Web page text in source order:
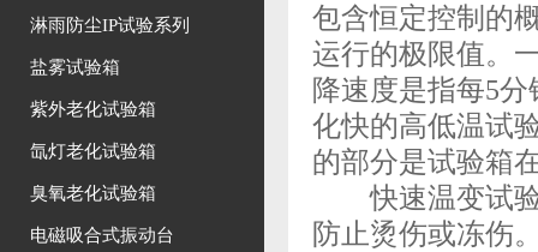
淋雨防尘IP试验系列
盐雾试验箱
紫外老化试验箱
氙灯老化试验箱
臭氧老化试验箱
电磁吸合式振动台
包含恒定控制的
运行的极限值。
降速度是指每5
化快的高低温试
的部分是试验箱
快速温变试
防止烫伤或冻伤